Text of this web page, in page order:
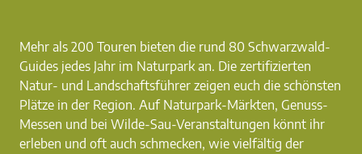
Mehr als 200 Touren bieten die rund 80 Schwarzwald-
Guides jedes Jahr im Naturpark an. Die zertifizierten
Natur- und Landschaftsführer zeigen euch die schönsten
Plätze in der Region. Auf Naturpark-Märkten, Genuss-
Messen und bei Wilde-Sau-Veranstaltungen könnt ihr
erleben und oft auch schmecken, wie vielfältig der